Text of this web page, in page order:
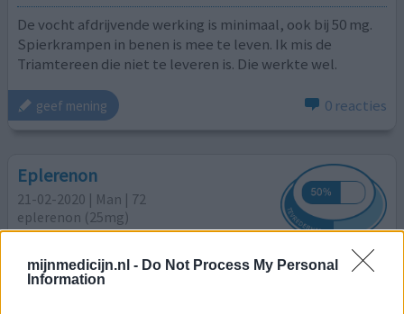
mijnmedicijn.nl - Do Not Process My Personal
Information
De vocht afdrijvende werking is minimaal, ook bij 50 mg.
Spierkrampen in benen is mee te leven. Ik mis de
Triamtereen die niet te leveren is. Die werkte wel.
geef mening 0 reacties
Eplerenon
21-02-2020 | Man | 72
eplerenon (25mg)
Niet in de lijst
Effectiviteit